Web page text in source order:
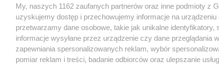
My, naszych 1162 zaufanych partnerów oraz inne podmioty z
uzyskujemy dostęp i przechowujemy informacje na urządzeniu
przetwarzamy dane osobowe, takie jak unikalne identyfikatory,
informacje wysyłane przez urządzenie czy dane przeglądania
zapewniania spersonalizowanych reklam, wybór
pomiar reklam i treści, badanie odbiorców oraz ulepszanie